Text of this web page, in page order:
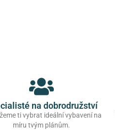
na dobrodružství
ti vybrat ideální vybavení na
míru tvým plánům.